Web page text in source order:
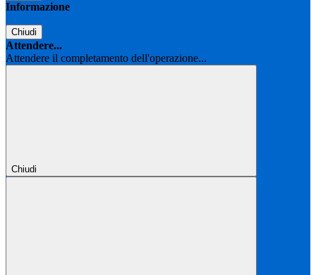
Informazione
Chiudi
Attendere...
Attendere il completamento dell'operazione...
Chiudi